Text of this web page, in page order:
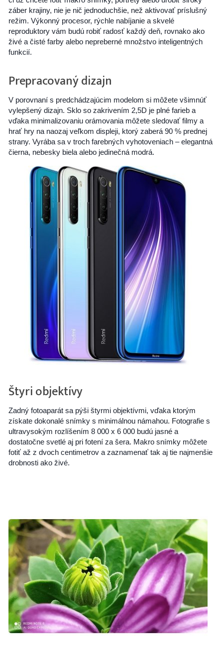
záber krajiny, nie je nič jednoduchšie, než aktivovať príslušný
režim. Výkonný procesor, rýchle nabíjanie a skvelé
reproduktory vám budú robiť radosť každý deň, rovnako ako
živé a čisté farby alebo nepreberné množstvo inteligentných
funkcií.
Prepracovaný dizajn
V porovnaní s predchádzajúcim modelom si môžete všimnúť
vylepšený dizajn. Sklo so zakrivením 2,5D je plné farieb a
vďaka minimalizovaniu orámovania môžete sledovať filmy a
hrať hry na naozaj veľkom displeji, ktorý zaberá 90 % prednej
strany. Vyrába sa v troch farebných vyhotoveniach – elegantná
čierna, nebesky biela alebo jedinečná modrá.
Štyri objektívy
Zadný fotoaparát sa pýši štyrmi objektívmi, vďaka ktorým
získate dokonalé snímky s minimálnou námahou. Fotografie s
ultravysokým rozlíšením 8 000 x 6 000 budú jasné a
dostatočne svetlé aj pri fotení za šera. Makro snímky môžete
fotiť až z dvoch centimetrov a zaznamenať tak aj tie najmenšie
drobnosti ako živé.